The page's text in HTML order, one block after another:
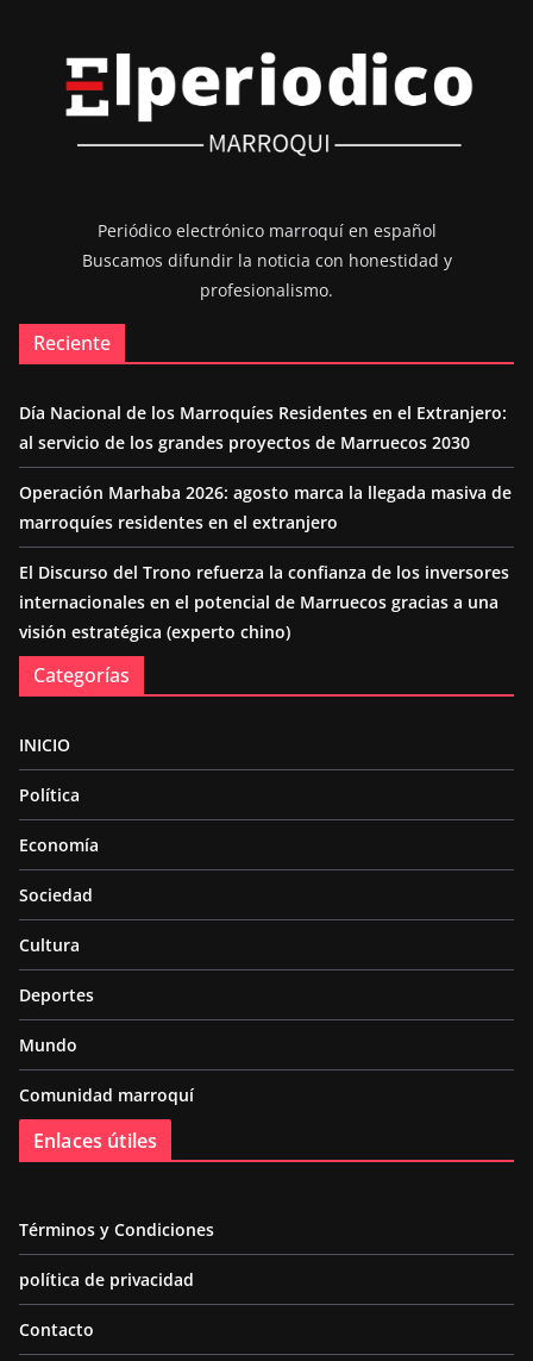
Periódico electrónico marroquí en español
Buscamos difundir la noticia con honestidad y
profesionalismo.
Reciente
Día Nacional de los Marroquíes Residentes en el Extranjero:
al servicio de los grandes proyectos de Marruecos 2030
Operación Marhaba 2026: agosto marca la llegada masiva de
marroquíes residentes en el extranjero
El Discurso del Trono refuerza la confianza de los inversores
internacionales en el potencial de Marruecos gracias a una
visión estratégica (experto chino)
Categorías
INICIO
Política
Economía
Sociedad
Cultura
Deportes
Mundo
Comunidad marroquí
Enlaces útiles
Términos y Condiciones
política de privacidad
Contacto